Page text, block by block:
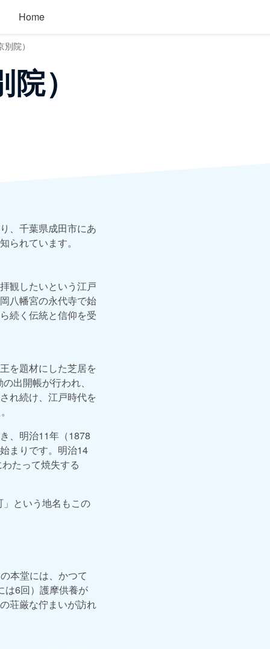
Home
院）
）
、千葉県成田市にあ
られています。
観したいという江戸
八幡宮の永代寺で始
続く伝統と信仰を受
を題材にした芝居を
出開帳が行われ、
れ続け、江戸時代を
、明治11年（1878
まりです。明治14
たって焼失する
という地名もこの
本堂には、かつて
は6回）護摩供養が
荘厳な佇まいが訪れ